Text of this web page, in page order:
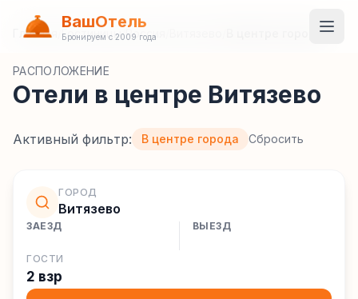
ВашОтель
Бронируем с 2009 года
Главная Гостиницы/Россия В центре города
РАСПОЛОЖЕНИЕ
Отели в центре Витязево
Активный фильтр: В центре города Сбросить
ГОРОД
Витязево
ЗАЕЗД ВЫЕЗД
ГОСТИ
2 взр